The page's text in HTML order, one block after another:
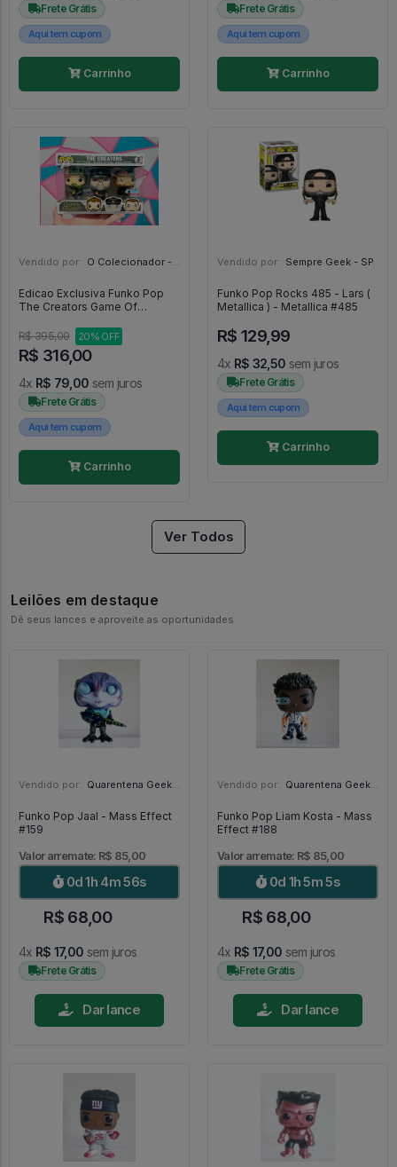
Frete Grátis
Aqui tem cupom
Carrinho
Frete Grátis
Aqui tem cupom
Carrinho
Vendido por: O Colecionador - SP
Edicao Exclusiva Funko Pop
The Creators Game Of
#3
R$ 395,00 20% OFF
R$ 316,00
4x R$ 79,00 sem juros
Frete Grátis
Aqui tem cupom
Carrinho
Vendido por: Sempre Geek - SP
Funko Pop Rocks 485 - Lars (
Metallica ) - Metallica #485
R$ 129,99
4x R$ 32,50 sem juros
Frete Grátis
Aqui tem cupom
Carrinho
Ver Todos
Leilões em destaque
Dê seus lances e aproveite as oportunidades
Vendido por: Quarentena Geek Store - SP
Funko Pop Jaal - Mass Effect
#159
Valor arremate: R$ 85,00
0d 1h 4m 54s
R$ 68,00
4x R$ 17,00 sem juros
Frete Grátis
Dar lance
Vendido por: Quarentena Geek Store - SP
Funko Pop Liam Kosta - Mass
Effect #188
Valor arremate: R$ 85,00
0d 1h 5m 3s
R$ 68,00
4x R$ 17,00 sem juros
Frete Grátis
Dar lance